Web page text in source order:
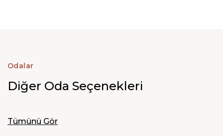
Odalar
Diğer Oda Seçenekleri
Tümünü Gör